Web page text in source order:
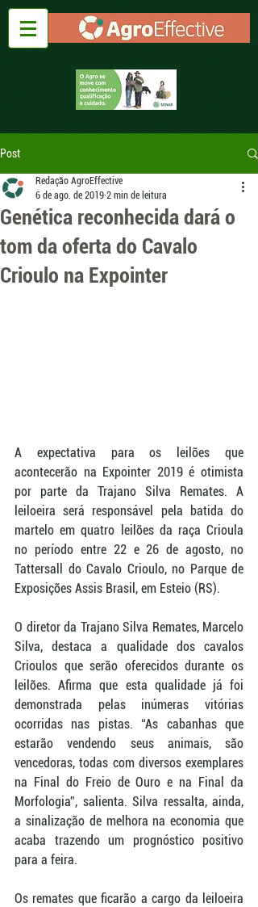
Post
Genética reconhecida dará o
tom da oferta do Cavalo
Crioulo na Expointer
Redação AgroEffective
6 de ago. de 2019 2 min de leitura
A expectativa para os leilões que
acontecerão na Expointer 2019 é otimista
por parte da Trajano Silva Remates. A
leiloeira será responsável pela batida do
martelo em quatro leilões da raça Crioula
no período entre 22 e 26 de agosto, no
Tattersall do Cavalo Crioulo, no Parque de
Exposições Assis Brasil, em Esteio (RS).
O diretor da Trajano Silva Remates, Marcelo
Silva, destaca a qualidade dos cavalos
Crioulos que serão oferecidos durante os
leilões. Afirma que esta qualidade já foi
demonstrada pelas inúmeras vitórias
ocorridas nas pistas. “As cabanhas que
estarão vendendo seus animais, são
vencedoras, todas com diversos exemplares
na Final do Freio de Ouro e na Final da
Morfologia”, salienta. Silva ressalta, ainda,
a sinalização de melhora na economia que
acaba trazendo um prognóstico positivo
para a feira.
Os remates que ficarão a cargo da leiloeira